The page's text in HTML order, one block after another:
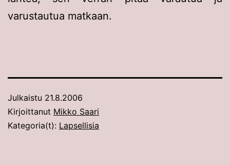
varustautua matkaan.
Julkaistu 21.8.2006
Kirjoittanut Mikko Saari
Kategoria(t): Lapsellisia